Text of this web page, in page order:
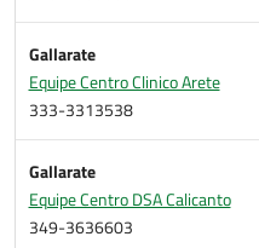
Gallarate
Equipe Centro Clinico Arete
333-3313538
Gallarate
Equipe Centro DSA Calicanto
349-3636603